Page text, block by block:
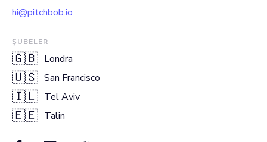
hi@pitchbob.io
ŞUBELER
🇬🇧 Londra
🇺🇸 San Francisco
🇮🇱 Tel Aviv
🇪🇪 Talin